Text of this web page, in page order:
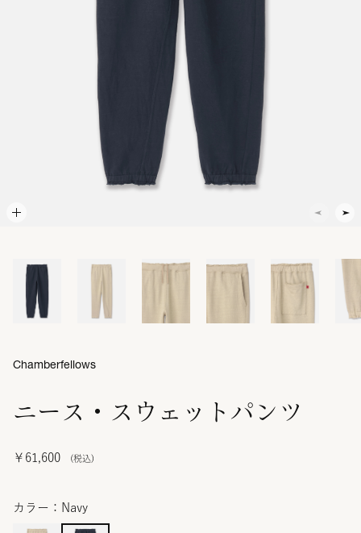
ニース・スウェットパンツ
￥61,600
Chamberfellows
カラー：Navy